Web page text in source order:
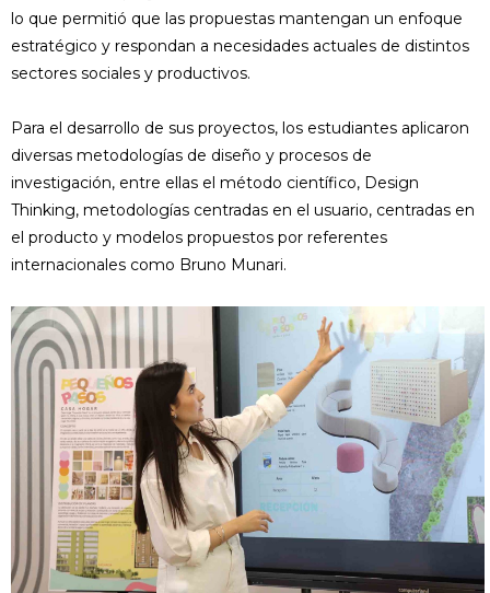
lo que permitió que las propuestas mantengan un enfoque
estratégico y respondan a necesidades actuales de distintos
sectores sociales y productivos.
Para el desarrollo de sus proyectos, los estudiantes aplicaron
diversas metodologías de diseño y procesos de
investigación, entre ellas el método científico, Design
Thinking, metodologías centradas en el usuario, centradas en
el producto y modelos propuestos por referentes
internacionales como Bruno Munari.